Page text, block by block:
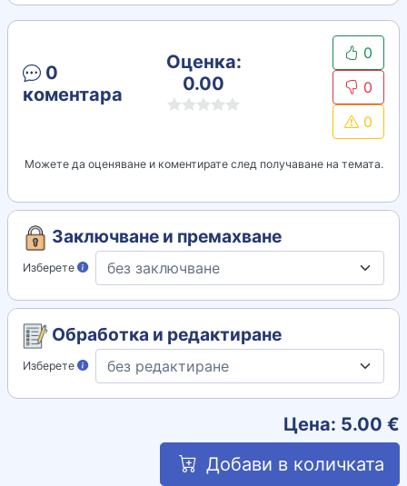
0
коментара
Оценка:
0.00
0
0
0
Можете да оценяване и коментирате след получаване на темата.
Заключване и премахване
Изберете
Обработка и редактиране
Изберете
Цена: 5.00 €
Добави в количката